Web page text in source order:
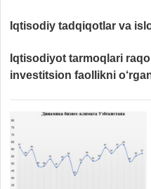
Iqtisodiy tadqiqotlar va
Iqtisodiyot tarmoqlari
investitsion faollikni